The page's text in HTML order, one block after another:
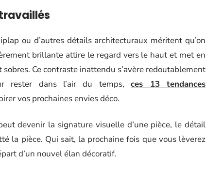
ou d’autres détails architecturaux méritent qu’on
brillante attire le regard vers le haut et met en
Ce contraste inattendu s’avère redoutablement
rester dans l’air du temps,ces 13 tendances
vos prochaines envies déco.
devenir la signature visuelle d’une pièce, le détail
la pièce. Qui sait, la prochaine fois que vous lèverez
d’un nouvel élan décoratif.